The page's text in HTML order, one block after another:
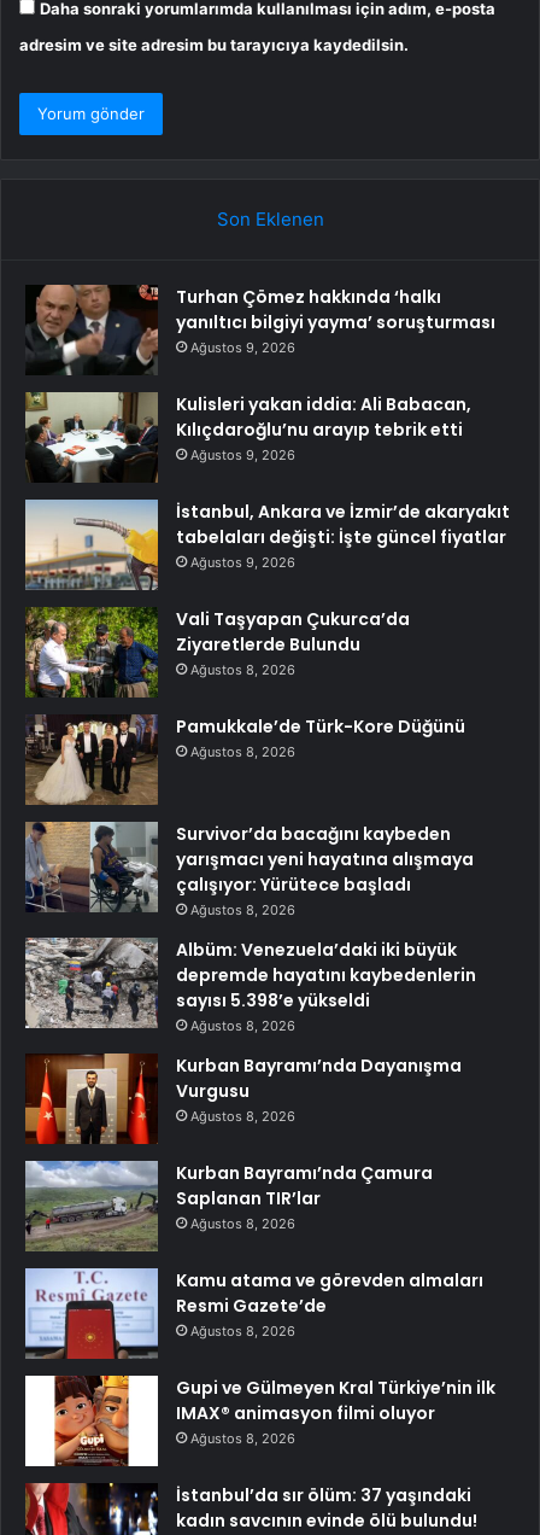
Daha sonraki yorumlarımda kullanılması için adım, e-posta
adresim ve site adresim bu tarayıcıya kaydedilsin.
Son Eklenen
Turhan Çömez hakkında ‘halkı
yanıltıcı bilgiyi yayma’ soruşturması
Ağustos 9, 2026
Kulisleri yakan iddia: Ali Babacan,
Kılıçdaroğlu’nu arayıp tebrik etti
Ağustos 9, 2026
İstanbul, Ankara ve İzmir’de akaryakıt
tabelaları değişti: İşte güncel fiyatlar
Ağustos 9, 2026
Vali Taşyapan Çukurca’da
Ziyaretlerde Bulundu
Ağustos 8, 2026
Pamukkale’de Türk-Kore Düğünü
Ağustos 8, 2026
Survivor’da bacağını kaybeden
yarışmacı yeni hayatına alışmaya
çalışıyor: Yürütece başladı
Ağustos 8, 2026
Albüm: Venezuela’daki iki büyük
depremde hayatını kaybedenlerin
sayısı 5.398’e yükseldi
Ağustos 8, 2026
Kurban Bayramı’nda Dayanışma
Vurgusu
Ağustos 8, 2026
Kurban Bayramı’nda Çamura
Saplanan TIR’lar
Ağustos 8, 2026
Kamu atama ve görevden almaları
Resmi Gazete’de
Ağustos 8, 2026
Gupi ve Gülmeyen Kral Türkiye’nin ilk
IMAX® animasyon filmi oluyor
Ağustos 8, 2026
İstanbul’da sır ölüm: 37 yaşındaki
kadın savcının evinde ölü bulundu!